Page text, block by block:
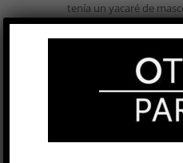
tenía un yacaré de
invitados de posibles
Torcuato Di Tella le
que chocó a la vuelta de
anécdotas, rumores
intrascendentes, en el